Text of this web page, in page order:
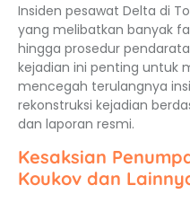
Insiden pesawat Delta di
yang melibatkan banyak
hingga prosedur
kejadian ini penting untuk
mencegah terulangnya
rekonstruksi kejadian
dan laporan resmi.
Kesaksian
Koukov dan